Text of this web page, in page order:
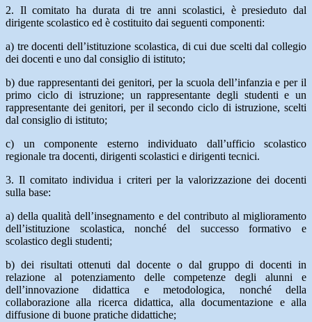
2. Il comitato ha durata di tre anni scolastici, è presieduto dal
dirigente scolastico ed è costituito dai seguenti componenti:
a) tre docenti dell’istituzione scolastica, di cui due scelti dal collegio
dei docenti e uno dal consiglio di istituto;
b) due rappresentanti dei genitori, per la scuola dell’infanzia e per il
primo ciclo di istruzione; un rappresentante degli studenti e un
rappresentante dei genitori, per il secondo ciclo di istruzione, scelti
dal consiglio di istituto;
c) un componente esterno individuato dall’ufficio scolastico
regionale tra docenti, dirigenti scolastici e dirigenti tecnici.
3. Il comitato individua i criteri per la valorizzazione dei docenti
sulla base:
a) della qualità dell’insegnamento e del contributo al miglioramento
dell’istituzione scolastica, nonché del successo formativo e
scolastico degli studenti;
b) dei risultati ottenuti dal docente o dal gruppo di docenti in
relazione al potenziamento delle competenze degli alunni e
dell’innovazione didattica e metodologica, nonché della
collaborazione alla ricerca didattica, alla documentazione e alla
diffusione di buone pratiche didattiche;